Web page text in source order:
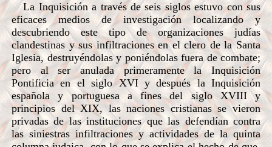
La Inquisición a través de seis siglos estuvo con sus
eficaces medios de investigación localizando y
descubriendo este tipo de organizaciones judías
clandestinas y sus infiltraciones en el clero de la Santa
Iglesia, destruyéndolas y poniéndolas fuera de combate;
pero al ser anulada primeramente la Inquisición
Pontificia en el siglo XVI y después la Inquisición
española y portuguesa a fines del siglo XVIII y
principios del XIX, las naciones cristianas se vieron
privadas de las instituciones que las defendían contra
las siniestras infiltraciones y actividades de la quinta